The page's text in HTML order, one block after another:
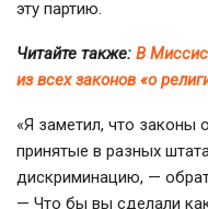
эту партию.
Читайте также: В
из всех законов «о
«Я заметил, что законы
принятые в разных
дискриминацию, —
— Что бы вы сделали